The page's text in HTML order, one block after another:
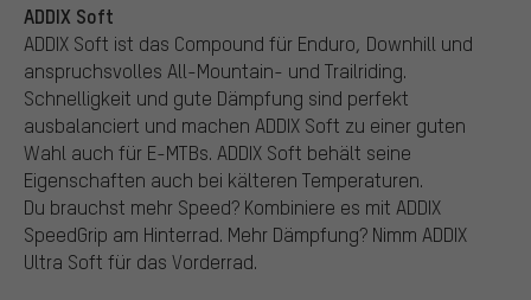
ADDIX Soft
ADDIX Soft ist das Compound für Enduro, Downhill und
anspruchsvolles All-Mountain- und Trailriding.
Schnelligkeit und gute Dämpfung sind perfekt
ausbalanciert und machen ADDIX Soft zu einer guten
Wahl auch für E-MTBs. ADDIX Soft behält seine
Eigenschaften auch bei kälteren Temperaturen.
Du brauchst mehr Speed? Kombiniere es mit ADDIX
SpeedGrip am Hinterrad. Mehr Dämpfung? Nimm ADDIX
Ultra Soft für das Vorderrad.